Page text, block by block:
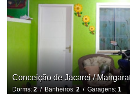
Conceição de Jacarei /
Dorms: 2/ Banheiros: 2/ Garagens: 1